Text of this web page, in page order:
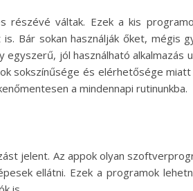
váltak. Ezek a kis
Bár sokan használják őket, mégis
jól használható alkalmazás
sokszínűsége és elérhetősége
a mindennapi rutinunkba.
jelent. Az appok olyan
ellátni. Ezek a programok